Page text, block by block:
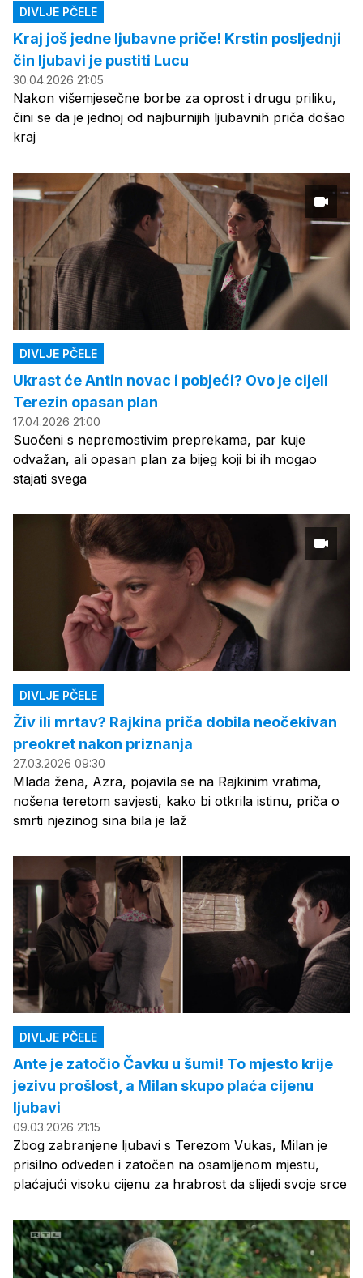
DIVLJE PČELE
Kraj još jedne ljubavne priče! Krstin posljednji
čin ljubavi je pustiti Lucu
30.04.2026 21:05
Nakon višemjesečne borbe za oprost i drugu priliku,
čini se da je jednoj od najburnijih ljubavnih priča došao
kraj
DIVLJE PČELE
Ukrast će Antin novac i pobjeći? Ovo je cijeli
Terezin opasan plan
17.04.2026 21:00
Suočeni s nepremostivim preprekama, par kuje
odvažan, ali opasan plan za bijeg koji bi ih mogao
stajati svega
DIVLJE PČELE
Živ ili mrtav? Rajkina priča dobila neočekivan
preokret nakon priznanja
27.03.2026 09:30
Mlada žena, Azra, pojavila se na Rajkinim vratima,
nošena teretom savjesti, kako bi otkrila istinu, priča o
smrti njezinog sina bila je laž
DIVLJE PČELE
Ante je zatočio Čavku u šumi! To mjesto krije
jezivu prošlost, a Milan skupo plaća cijenu
ljubavi
09.03.2026 21:15
Zbog zabranjene ljubavi s Terezom Vukas, Milan je
prisilno odveden i zatočen na osamljenom mjestu,
plaćajući visoku cijenu za hrabrost da slijedi svoje srce